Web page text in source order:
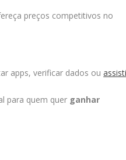
preços competitivos no
apps, verificar dados ou
para quem quer ganhar